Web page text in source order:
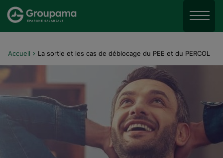
Aller au menu Aller
Menu
Accueil La sortie et les cas de déblocage du PEE et du PERCOL